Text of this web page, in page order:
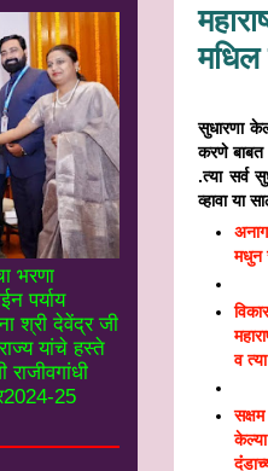
मधिल
सुधारणा
करणे बाबत
.त्‍या सर्व
व्‍हावा या
व
भरणा
पर्याय
श्री देवेंद्र जी
यांचे हस्ते
25